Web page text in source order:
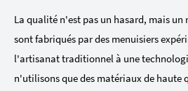
La qualité n'est pas un hasard, mais un
sont fabriqués par des menuisiers
l'artisanat traditionnel à une
n'utilisons que des matériaux de haute